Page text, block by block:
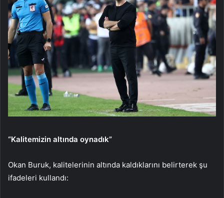
“Kalitemizin altında oynadık”
Okan Buruk, kalitelerinin altında kaldıklarını belirterek şu
ifadeleri kullandı: